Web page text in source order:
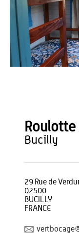
bucilly
29 Rue de
02500
BUCILLY
FRANCE